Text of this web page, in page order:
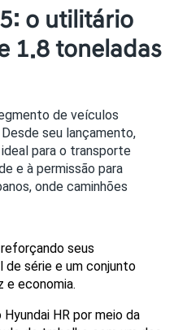
o utilitário
1.8 toneladas
de veículos
seu lançamento,
para o transporte
e à permissão para
onde caminhões
seus
série e um conjunto
e economia.
HR por meio da